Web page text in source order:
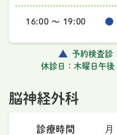
16:00 ～ 19:00
予約検査
休診日：木曜日午
脳神経外科
診療時間 月